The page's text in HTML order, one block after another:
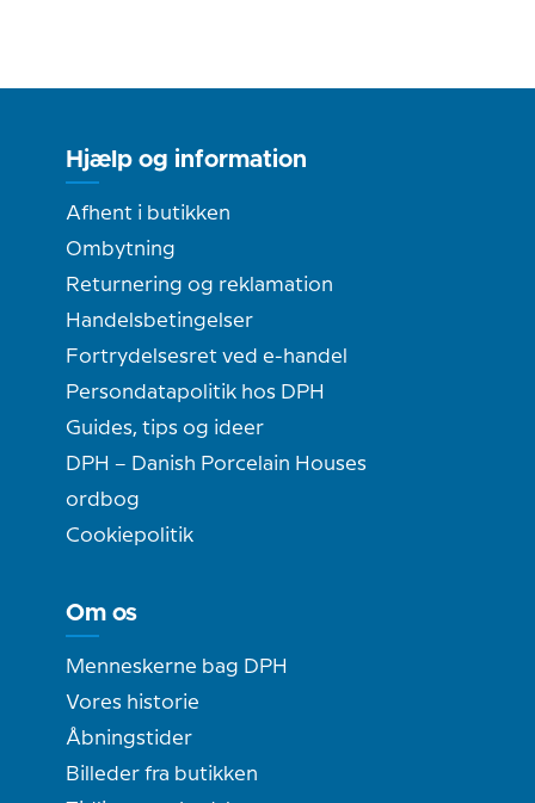
Hjælp og information
Afhent i butikken
Ombytning
Returnering og reklamation
Handelsbetingelser
Fortrydelsesret ved e-handel
Persondatapolitik hos DPH
Guides, tips og ideer
DPH – Danish Porcelain Houses
ordbog
Cookiepolitik
Om os
Menneskerne bag DPH
Vores historie
Åbningstider
Billeder fra butikken